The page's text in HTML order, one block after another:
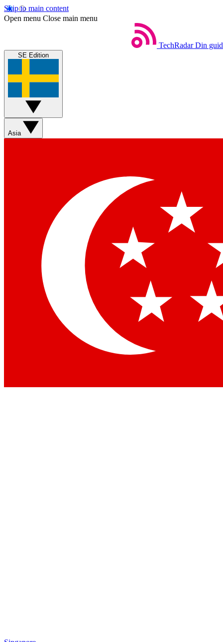
Skip to main content
Open menu Close main menu
TechRadar Din
SE Edition
Asia